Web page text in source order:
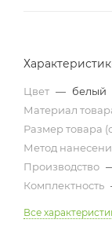
Цвет — белый
Материал
Размер товара
Метод
Производство
Комплектность
Все